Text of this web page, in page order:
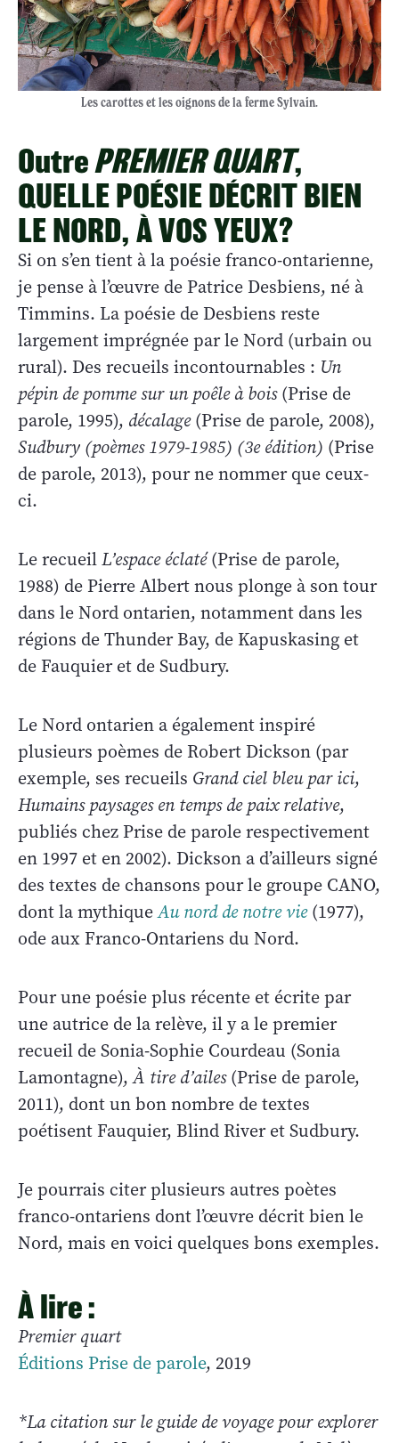
Les carottes et les oignons de la ferme Sylvain.
OutrePREMIER QUART,
QUELLE POÉSIE DÉCRIT BIEN
LE NORD, À VOS YEUX?
Si on s’en tient à la poésie franco-ontarienne,
je pense à l’œuvre de Patrice Desbiens, né à
Timmins. La poésie de Desbiens reste
largement imprégnée par le Nord (urbain ou
rural). Des recueils incontournables : Un
pépin de pomme sur un poêle à bois(Prise de
parole, 1995), décalage(Prise de parole, 2008),
Sudbury (poèmes 1979-1985) (3e édition) (Prise
de parole, 2013), pour ne nommer que ceux-
ci.
Le recueilL’espace éclaté(Prise de parole,
1988) de Pierre Albert nous plonge à son tour
dans le Nord ontarien, notamment dans les
régions de Thunder Bay, de Kapuskasing et
de Fauquier et de Sudbury.
Le Nord ontarien a également inspiré
plusieurs poèmes de Robert Dickson (par
exemple, ses recueils Grand ciel bleu par ici,
Humains paysages en temps de paix relative,
publiés chez Prise de parole respectivement
en 1997 et en 2002). Dickson a d’ailleurs signé
des textes de chansons pour le groupe CANO,
dont la mythiqueAu nord de notre vie(1977),
ode aux Franco-Ontariens du Nord.
Pour une poésie plus récente et écrite par
une autrice de la relève, il y a le premier
recueil de Sonia-Sophie Courdeau (Sonia
Lamontagne),À tire d’ailes(Prise de parole,
2011), dont un bon nombre de textes
poétisent Fauquier, Blind River et Sudbury.
Je pourrais citer plusieurs autres poètes
franco-ontariens dont l’œuvre décrit bien le
Nord, mais en voici quelques bons exemples.
À lire :
Premier quart
Éditions Prise de parole, 2019
*La citation sur le guide de voyage pour explorer